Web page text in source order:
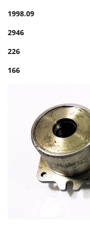
1998.09
2946
226
166